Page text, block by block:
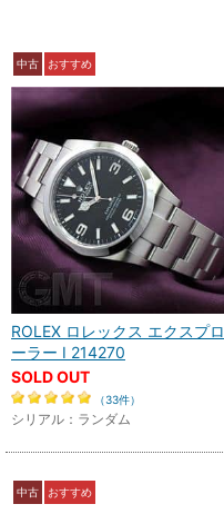
中古 おすすめ
ROLEX ロレックス エクスプロ
ーラー I 214270
SOLD OUT
（33件）
シリアル：ランダム
中古 おすすめ